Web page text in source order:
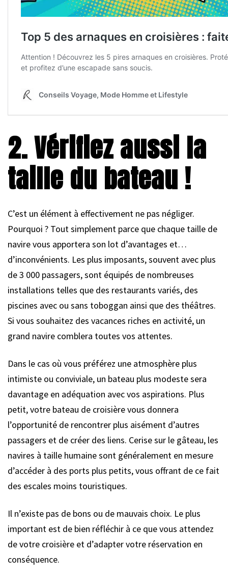
2. Vérifiez aussi la
taille du bateau !
C’est un élément à effectivement ne pas négliger.
Pourquoi ? Tout simplement parce que chaque taille de
navire vous apportera son lot d’avantages et…
d’inconvénients. Les plus imposants, souvent avec plus
de 3 000 passagers, sont équipés de nombreuses
installations telles que des restaurants variés, des
piscines avec ou sans toboggan ainsi que des théâtres.
Si vous souhaitez des vacances riches en activité, un
grand navire comblera toutes vos attentes.
Dans le cas où vous préférez une atmosphère plus
intimiste ou conviviale, un bateau plus modeste sera
davantage en adéquation avec vos aspirations. Plus
petit, votre bateau de croisière vous donnera
l’opportunité de rencontrer plus aisément d’autres
passagers et de créer des liens. Cerise sur le gâteau, les
navires à taille humaine sont généralement en mesure
d’accéder à des ports plus petits, vous offrant de ce fait
des escales moins touristiques.
Il n’existe pas de bons ou de mauvais choix. Le plus
important est de bien réfléchir à ce que vous attendez
de votre croisière et d’adapter votre réservation en
conséquence.